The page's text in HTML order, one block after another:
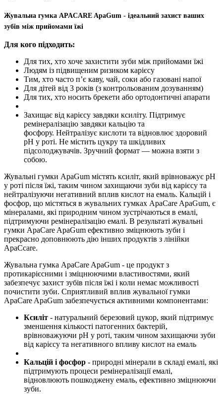
Жувальна гумка APACARE ApaGum - ідеальний захист ваших
зубів між прийомами їжі
Для кого підходить:
Для тих, хто хоче захистити зуби між прийомами їжі
Людям із підвищеним ризиком карієсу
Тим, хто часто п’є каву, чай, соки або газовані напої
Для дітей від 3 років (з контрольованим дозуванням)
Для тих, хто носить брекети або ортодонтичні апарати
Захищає від карієсу завдяки ксиліту. Підтримує
ремінералізацію завдяки кальцію та
фосфору. Нейтралізує кислоти та відновлює здоровий
pH у роті. Не містить цукру та шкідливих
підсолоджувачів. Зручний формат — можна взяти з
собою.
Жувальні гумки ApaGum містять ксиліт, який врівноважує рН
у роті після їжі, таким чином захищаючи зуби від карієсу та
нейтралізуючи негативний вплив кислот на емаль. Кальцій і
фосфор, що містяться в жувальних гумках ApaCare ApaGum, є
мінералами, які природним чином зустрічаються в емалі,
підтримуючи ремінералізацію емалі. В результаті жувальні
гумки ApaCare ApaGum ефективно зміцнюють зуби і
прекрасно доповнюють дію інших продуктів з лінійки
ApaCcare.
Жувальна гумка ApaCare ApaGum - це продукт з
протикарієсними і зміцнюючими властивостями, який
забезпечує захист зубів після їжі і коли немає можливості
почистити зуби. Сприятливий вплив жувальної гумки
ApaCare ApaGum забезпечується активними компонентами:
Ксиліт - натуральний березовий цукор, який підтримує
зменшення кількості патогенних бактерій,
врівноважуючи рН у роті, таким чином захищаючи зуби
від карієсу та негативного впливу кислот на емаль
Кальцій і фосфор - природні мінерали в складі емалі, які
підтримують процеси ремінералізації емалі,
відновлюють пошкоджену емаль, ефективно зміцнюючи
зуби.